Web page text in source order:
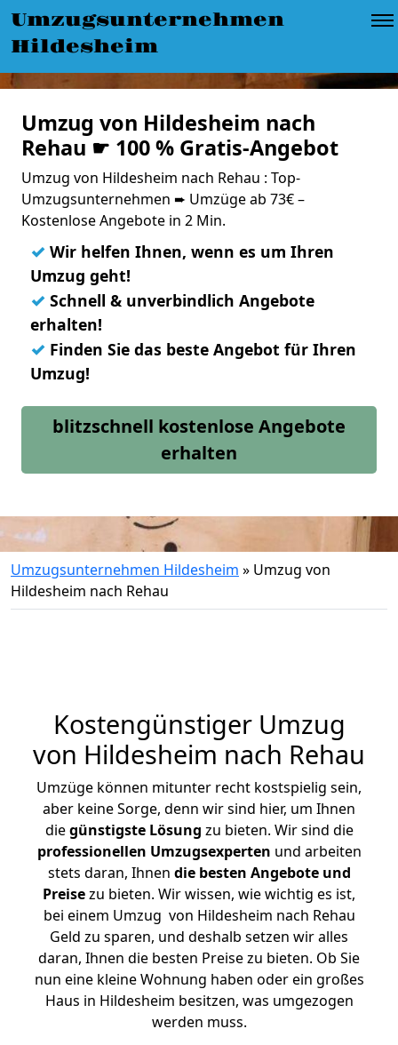
Umzugsunternehmen
Hildesheim
Umzug von Hildesheim nach
Rehau ☛ 100 % Gratis-Angebot
Umzug von Hildesheim nach Rehau : Top-
Umzugsunternehmen ➨ Umzüge ab 73€ –
Kostenlose Angebote in 2 Min.
✓ Wir helfen Ihnen, wenn es um Ihren
Umzug geht!
✓ Schnell & unverbindlich Angebote
erhalten!
✓ Finden Sie das beste Angebot für Ihren
Umzug!
blitzschnell kostenlose Angebote
erhalten
Umzugsunternehmen Hildesheim » Umzug von
Hildesheim nach Rehau
Kostengünstiger Umzug
von Hildesheim nach Rehau
Umzüge können mitunter recht kostspielig sein,
aber keine Sorge, denn wir sind hier, um Ihnen
diegünstigste Lösung zu bieten. Wir sind die
professionellen Umzugsexperten und arbeiten
stets daran, Ihnen die besten Angebote und
Preisezu bieten. Wir wissen, wie wichtig es ist,
bei einem Umzug von Hildesheim nach Rehau
Geld zu sparen, und deshalb setzen wir alles
daran, Ihnen die besten Preise zu bieten. Ob Sie
nun eine kleine Wohnung haben oder ein großes
Haus in Hildesheim besitzen, was umgezogen
werden muss.